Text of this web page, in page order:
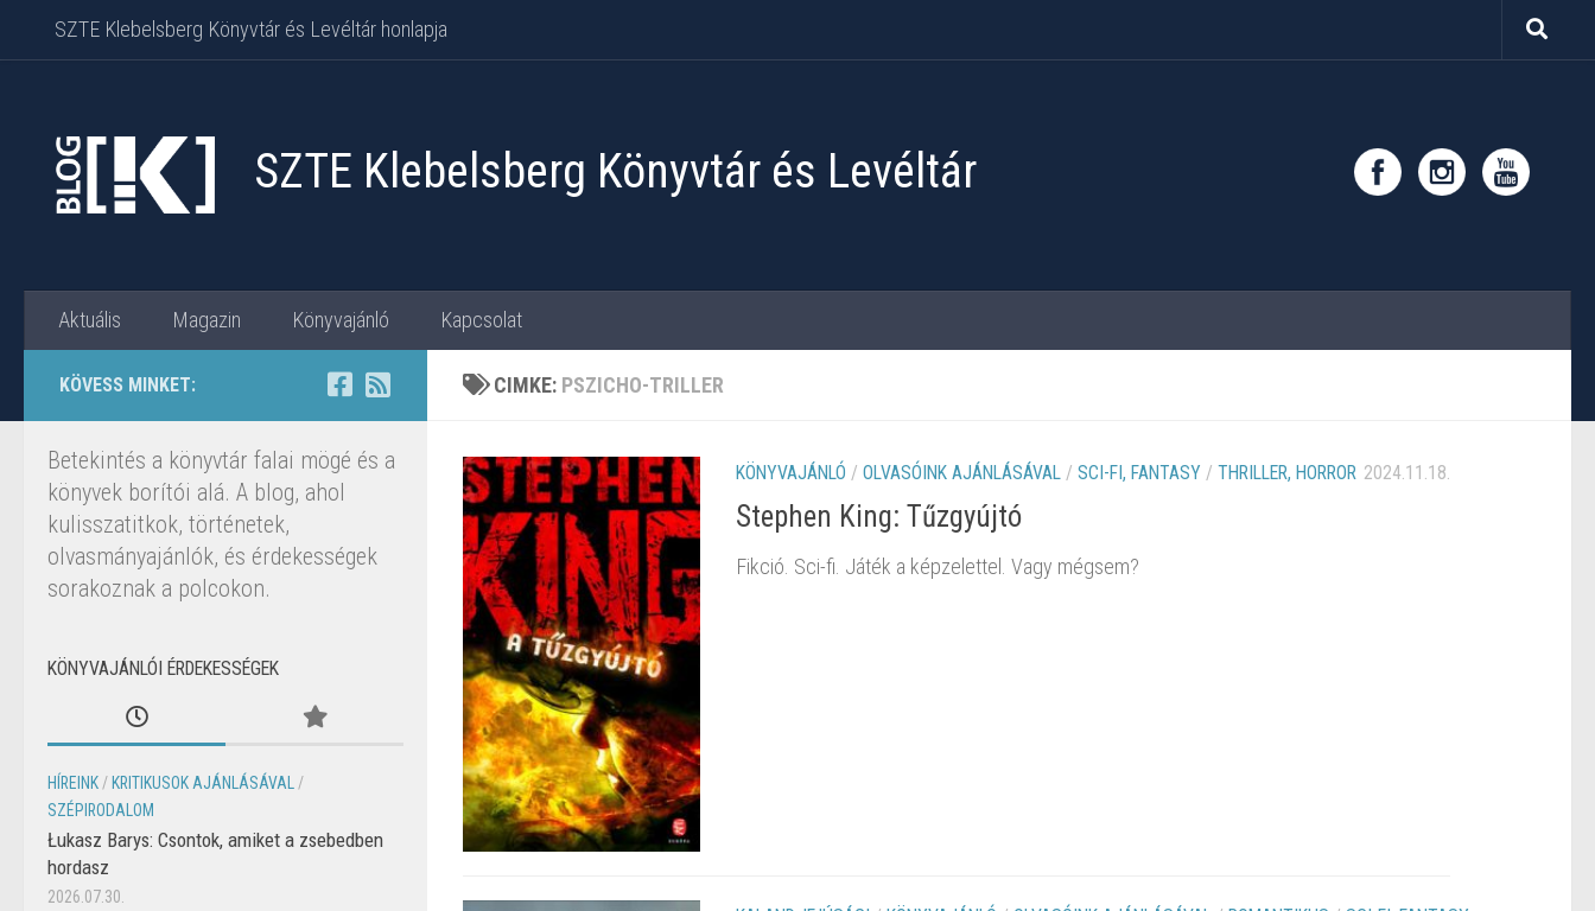
Skip to content
SZTE Klebelsberg Könyvtár és Levéltár honlapja
SZTE Klebelsberg Könyvtár és Levéltár
Aktuális Magazin Könyvajánló Kapcsolat
CIMKE: PSZICHO-TRILLER
KÖNYVAJÁNLÓ / OLVASÓINK AJÁNLÁSÁVAL / SCI-FI, FANTASY / THRILLER, HORROR 2024.11.18.
Stephen King: Tűzgyújtó
Fikció. Sci-fi. Játék a képzelettel. Vagy mégsem?
KÖVESS MINKET:
Betekintés a könyvtár falai mögé és a
könyvek borítói alá. A blog, ahol
kulisszatitkok, történetek,
olvasmányajánlók, és érdekességek
sorakoznak a polcokon.
KÖNYVAJÁNLÓI ÉRDEKESSÉGEK
HÍREINK / KRITIKUSOK AJÁNLÁSÁVAL
/
SZÉPIRODALOM
Łukasz Barys: Csontok, amiket a zsebedben
hordasz
2026.07.30.